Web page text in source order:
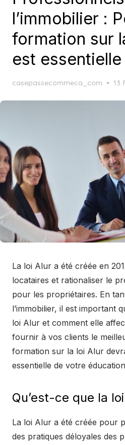
l’immobilier :
formation sur
est essentielle
casepassecommeca_com 13
La loi Alur a été créée en
locataires et rationaliser le
pour les propriétaires. En
l’immobilier, il est important
loi Alur et comment elle
fournir à vos clients le
formation sur la loi Alur
essentielle de votre
Qu’est-ce que la
La loi Alur a été créée pour
des pratiques déloyales des